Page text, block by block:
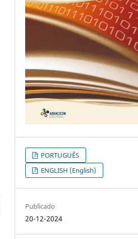
PORTUGUÊS
ENGLISH (English)
Publicado
20-12-2024